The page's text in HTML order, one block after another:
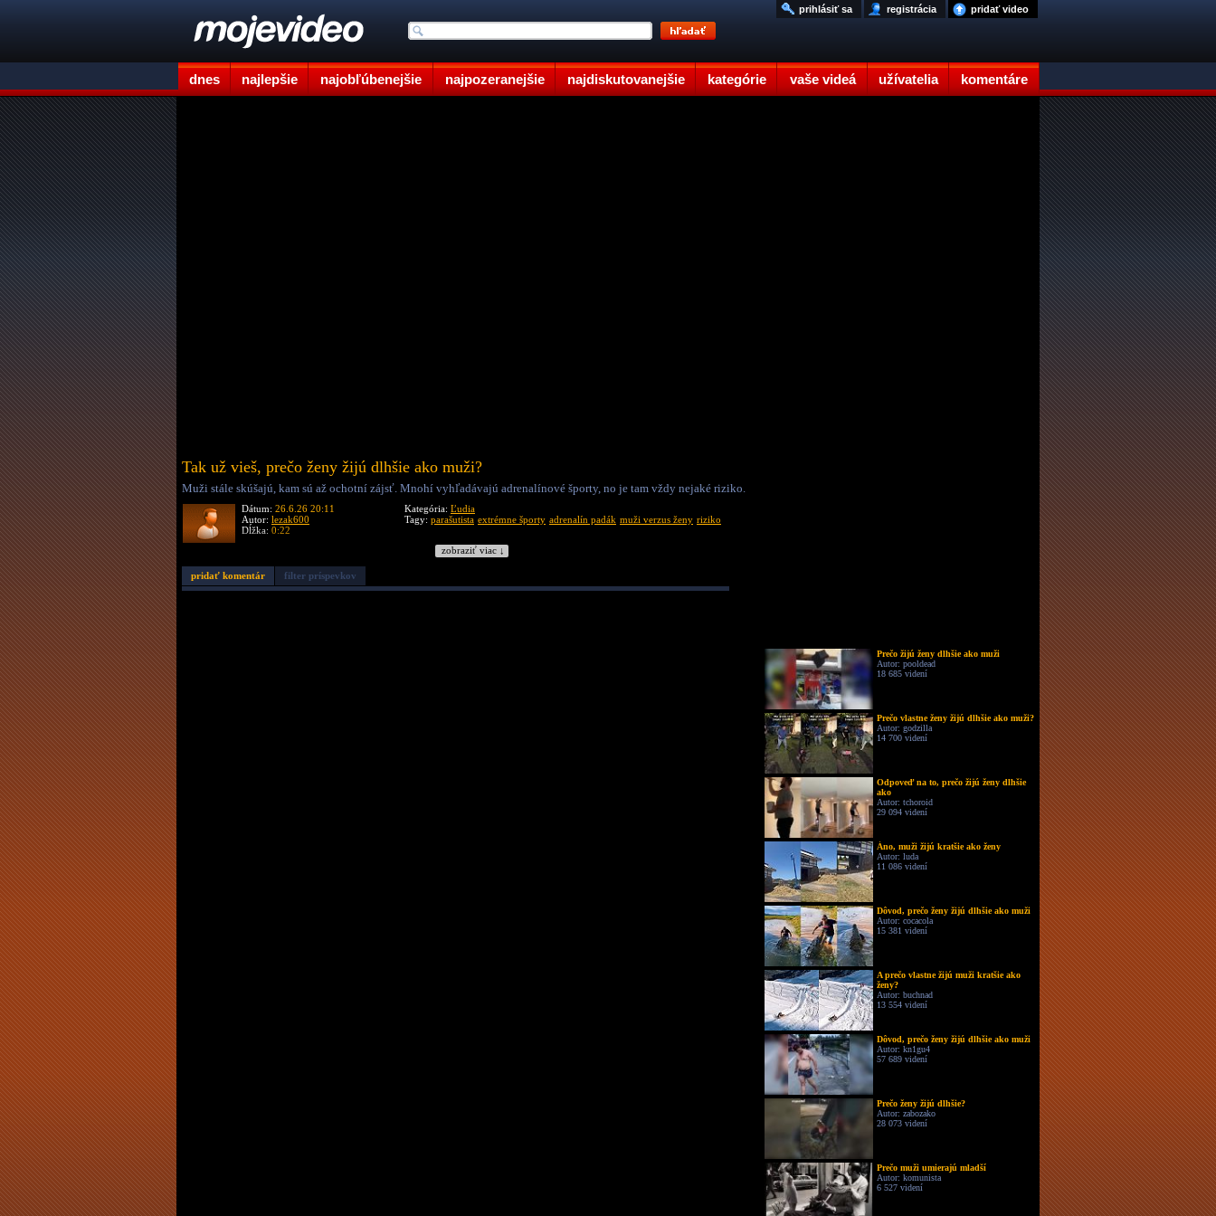
dnes najlepšie najobľúbenejšie najpozeranejšie najdiskutovanejšie kategórie vaše videá užívatelia komentáre
pridať video
registrácia
prihlásiť sa
Tak už vieš, prečo ženy žijú dlhšie ako muži?
Muži stále skúšajú, kam sú až ochotní zájsť. Mnohí vyhľadávajú adrenalínové športy, no je tam vždy nejaké riziko.
Dátum: 26.6.26 20:11
Autor: lezak600
Dĺžka: 0:22
Kategória: Ľudia
Tagy: parašutista extrémne športy adrenalín padák muži verzus ženy riziko
zobraziť viac ↓
pridať komentár filter príspevkov
Prečo žijú ženy dlhšie ako muži
Autor: pooldead
18 685 videní
Prečo vlastne ženy žijú dlhšie ako muži?
Autor: godzilla
14 700 videní
Odpoveď na to, prečo žijú ženy dlhšie
ako
Autor: tchoroid
29 094 videní
Áno, muži žijú kratšie ako ženy
Autor: luda
11 086 videní
Dôvod, prečo ženy žijú dlhšie ako muži
Autor: cocacola
15 381 videní
A prečo vlastne žijú muži kratšie ako
ženy?
Autor: buchnad
13 554 videní
Dôvod, prečo ženy žijú dlhšie ako muži
Autor: kn1gu4
57 689 videní
Prečo ženy žijú dlhšie?
Autor: zabozako
28 073 videní
Prečo muži umierajú mladší
Autor: komunista
6 527 videní